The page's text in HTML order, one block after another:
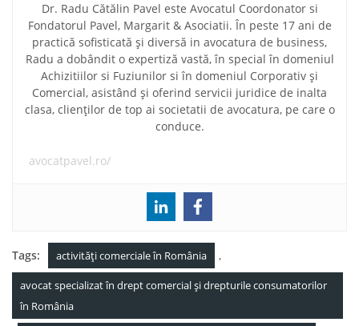
Dr. Radu Cătălin Pavel este Avocatul Coordonator si
Fondatorul Pavel, Margarit & Asociatii. În peste 17 ani de
practică sofisticată și diversă in avocatura de business,
Radu a dobândit o expertiză vastă, în special în domeniul
Achizitiilor si Fuziunilor si în domeniul Corporativ și
Comercial, asistând și oferind servicii juridice de inalta
clasa, clienților de top ai societatii de avocatura, pe care o
conduce.
avocatpavel.ro/
Tags: activităţi comerciale în România ,
avocat specializat în drept comercial și drepturile consumatorilor
în România